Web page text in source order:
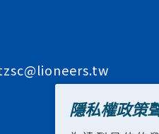
隱私權政策